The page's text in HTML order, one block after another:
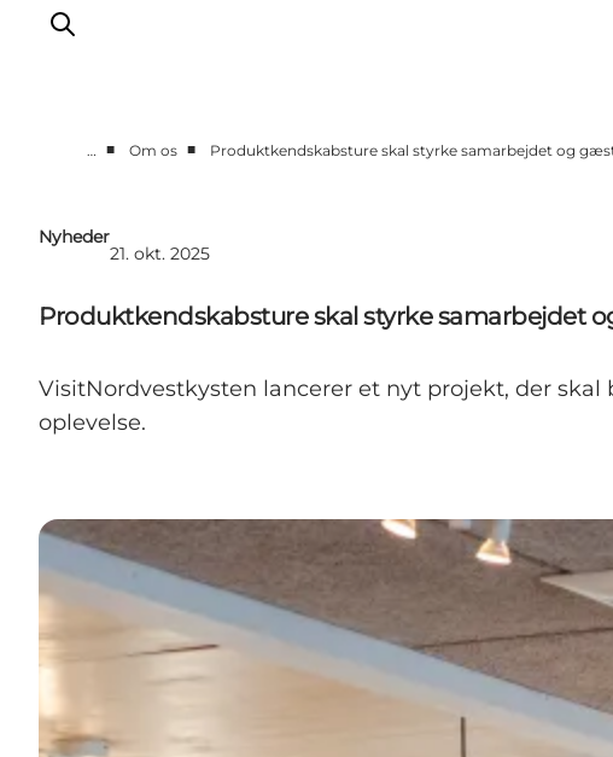
Nyheder
Presse
… ■ Om os ■ Produktkendskabsture skal styrke samarbejdet og
Nyheder
21. okt. 2025
Produktkendskabsture skal styrke samarbejdet
VisitNordvestkysten lancerer et nyt projekt, der
oplevelse.